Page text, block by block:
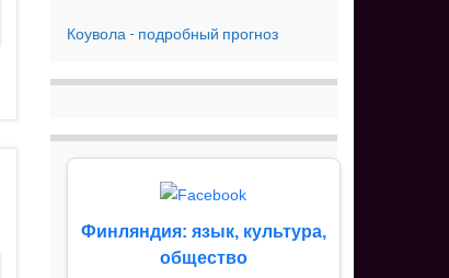
Коувола - подробный прогноз
Финляндия: язык, культура,
общество